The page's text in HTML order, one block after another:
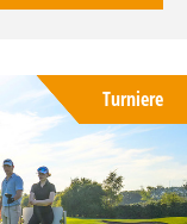
Turniere